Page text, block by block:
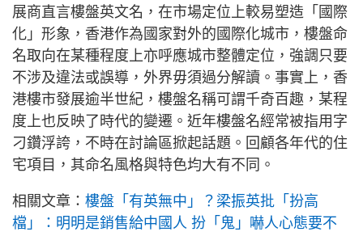
展商直言樓盤英文名，在市場定位上較易塑造「國際
化」形象，香港作為國家對外的國際化城市，樓盤命
名取向在某種程度上亦呼應城市整體定位，強調只要
不涉及違法或誤導，外界毋須過分解讀。事實上，香
港樓市發展逾半世紀，樓盤名稱可謂千奇百趣，某程
度上也反映了時代的變遷。近年樓盤名經常被指用字
刁鑽浮誇，不時在討論區掀起話題。回顧各年代的住
宅項目，其命名風格與特色均大有不同。
相關文章： 樓盤「有英無中」？梁振英批「扮高
檔」：明明是銷售給中國人 扮「鬼」嚇人心態要不